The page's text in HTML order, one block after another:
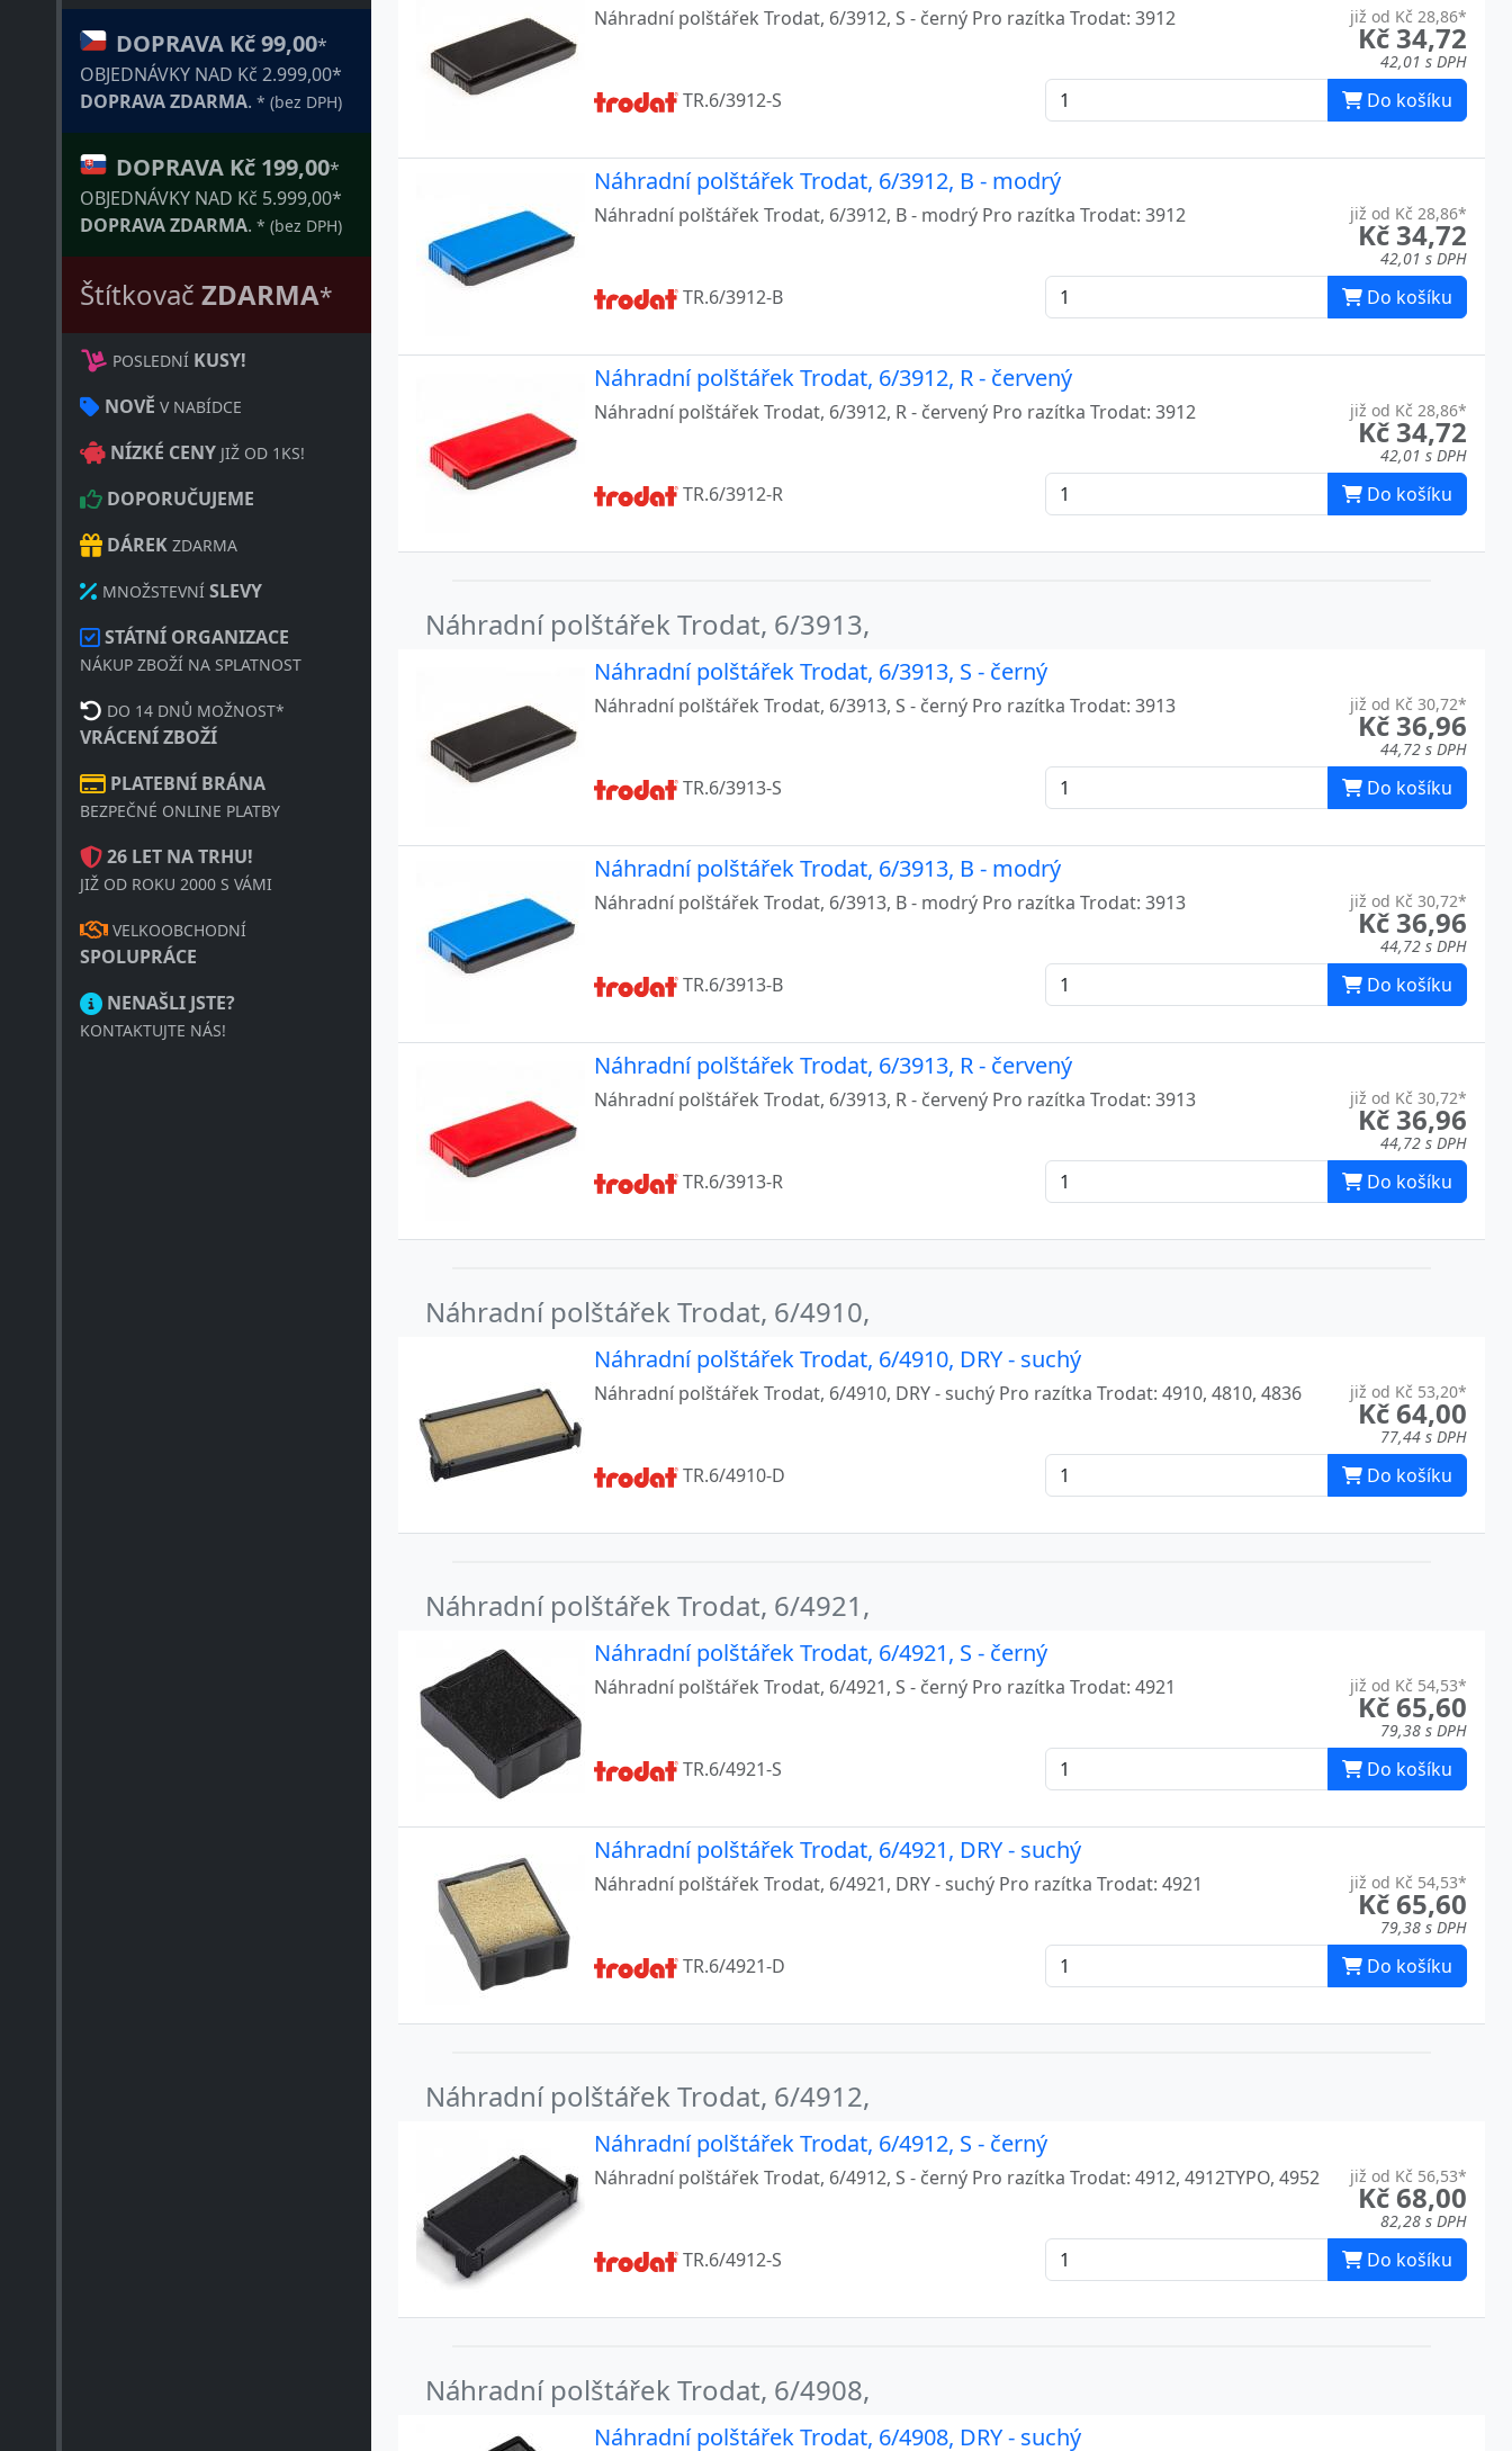
DOPRAVA Kč 99,00*
OBJEDNÁVKY NAD Kč 2.999,00*
DOPRAVA ZDARMA. * (bez DPH)
DOPRAVA Kč 199,00*
OBJEDNÁVKY NAD Kč 5.999,00*
DOPRAVA ZDARMA. * (bez DPH)
Štítkovač ZDARMA*
POSLEDNÍ KUSY!
NOVĚ V NABÍDCE
NÍZKÉ CENY JIŽ OD 1KS!
DOPORUČUJEME
DÁREK ZDARMA
MNOŽSTEVNÍ SLEVY
STÁTNÍ ORGANIZACE
NÁKUP ZBOŽÍ NA SPLATNOST
DO 14 DNŮ MOŽNOST*
VRÁCENÍ ZBOŽÍ
PLATEBNÍ BRÁNA
BEZPEČNÉ ONLINE PLATBY
26 LET NA TRHU!
JIŽ OD ROKU 2000 S VÁMI
VELKOOBCHODNÍ
SPOLUPRÁCE
NENAŠLI JSTE?
KONTAKTUJTE NÁS!
4925 6
4926, 4726 7
4927, 4727, 4757, 4957 7
4928, 4958 6
4929, 4729 7
4931, 4731 7
6
5203, 5253, 5440
5117, 5204, 5206, 5460, 5465, 5466, 55510, 5558 7
5205
5211, 54110, 54510
5212, 54120, 54126
52040, 54140 5
52045, 5215, 54145, 5415 6
44055 5
46019, 46119 6
46025, 46125 6
46030, 46130 7
46045, 46145
46050 4
již od Kč 28,86*
Kč 34,72
42,01 s DPH
Náhradní polštářek Trodat, 6/3912, S - černý Pro razítka Trodat: 3912
TR.6/3912-S Do košíku
Náhradní polštářek Trodat, 6/3912, B - modrý
již od Kč 28,86*
Kč 34,72
42,01 s DPH
Náhradní polštářek Trodat, 6/3912, B - modrý Pro razítka Trodat: 3912
TR.6/3912-B Do košíku
Náhradní polštářek Trodat, 6/3912, R - červený
již od Kč 28,86*
Kč 34,72
42,01 s DPH
Náhradní polštářek Trodat, 6/3912, R - červený Pro razítka Trodat: 3912
TR.6/3912-R Do košíku
Náhradní polštářek Trodat, 6/3913,
Náhradní polštářek Trodat, 6/3913, S - černý
již od Kč 30,72*
Kč 36,96
44,72 s DPH
Náhradní polštářek Trodat, 6/3913, S - černý Pro razítka Trodat: 3913
TR.6/3913-S Do košíku
Náhradní polštářek Trodat, 6/3913, B - modrý
již od Kč 30,72*
Kč 36,96
44,72 s DPH
Náhradní polštářek Trodat, 6/3913, B - modrý Pro razítka Trodat: 3913
TR.6/3913-B Do košíku
Náhradní polštářek Trodat, 6/3913, R - červený
již od Kč 30,72*
Kč 36,96
44,72 s DPH
Náhradní polštářek Trodat, 6/3913, R - červený Pro razítka Trodat: 3913
TR.6/3913-R Do košíku
Náhradní polštářek Trodat, 6/4910,
Náhradní polštářek Trodat, 6/4910, DRY - suchý
již od Kč 53,20*
Kč 64,00
77,44 s DPH
Náhradní polštářek Trodat, 6/4910, DRY - suchý Pro razítka Trodat: 4910, 4810, 4836
TR.6/4910-D Do košíku
Náhradní polštářek Trodat, 6/4921,
Náhradní polštářek Trodat, 6/4921, S - černý
již od Kč 54,53*
Kč 65,60
79,38 s DPH
Náhradní polštářek Trodat, 6/4921, S - černý Pro razítka Trodat: 4921
TR.6/4921-S Do košíku
Náhradní polštářek Trodat, 6/4921, DRY - suchý
již od Kč 54,53*
Kč 65,60
79,38 s DPH
Náhradní polštářek Trodat, 6/4921, DRY - suchý Pro razítka Trodat: 4921
TR.6/4921-D Do košíku
Náhradní polštářek Trodat, 6/4912,
Náhradní polštářek Trodat, 6/4912, S - černý
již od Kč 56,53*
Kč 68,00
82,28 s DPH
Náhradní polštářek Trodat, 6/4912, S - černý Pro razítka Trodat: 4912, 4912TYPO, 4952
TR.6/4912-S Do košíku
Náhradní polštářek Trodat, 6/4908,
Náhradní polštářek Trodat, 6/4908, DRY - suchý